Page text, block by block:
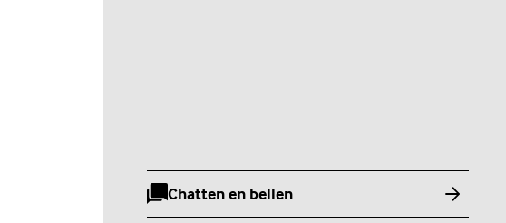
Chatten en bellen
(Externe link)